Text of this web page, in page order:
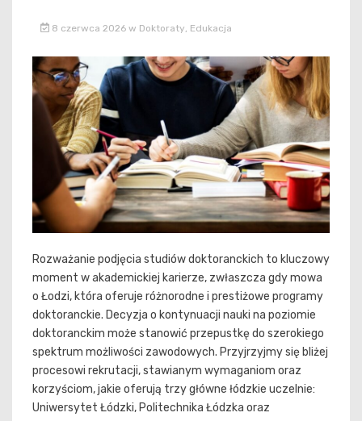
8 czerwca 2026 w Doktoraty Edukacja
Rozważanie podjęcia studiów doktoranckich to kluczowy
moment w akademickiej karierze, zwłaszcza gdy mowa
o Łodzi, która oferuje różnorodne i prestiżowe programy
doktoranckie. Decyzja o kontynuacji nauki na poziomie
doktoranckim może stanowić przepustkę do szerokiego
spektrum możliwości zawodowych. Przyjrzyjmy się bliżej
procesowi rekrutacji, stawianym wymaganiom oraz
korzyściom, jakie oferują trzy główne łódzkie uczelnie:
Uniwersytet Łódzki, Politechnika Łódzka oraz